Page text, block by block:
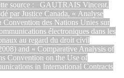
source : GAUTRAIS Vincent,
par Justice Canada, « Analyse
Convention des Nations Unies sur
électroniques dans les
au regard du droit civil
and « Comparative Analysis of
Convention on the Use of
in International Contracts